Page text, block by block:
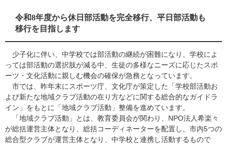
令和8年度から休日部活動を完全移行、平日部活動も
移行を目指します
少子化に伴い、中学校では部活動の継続が困難になり、学校によ
っては部活動の選択肢が減る中、生徒の多様なニーズに応じたスポ
ーツ・文化活動に親しむ機会の確保が急務となっています。
市では、昨年末にスポーツ庁、文化庁が策定した「学校部活動お
よび新たな地域クラブ活動の在り方などに関する総合的なガイドラ
イン」をもとに「地域クラブ活動」整備を進めています。
「地域クラブ活動」とは、教育委員会が関わり、NPO法人希楽々
が総括運営主体となり、総括コーディネーターを配置し、市内5つの
総合型クラブが運営主体となり、中学校と連携し活動するもので